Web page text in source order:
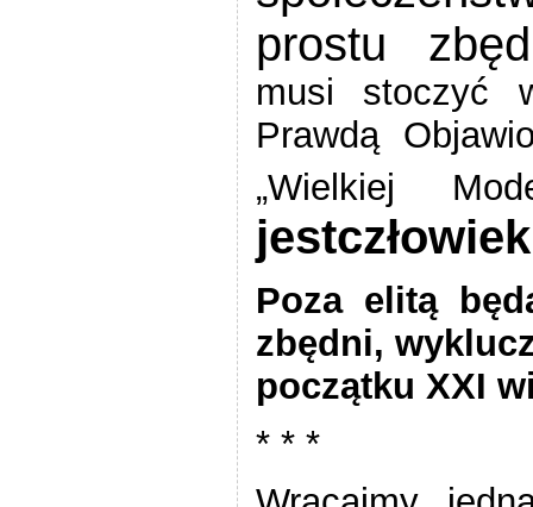
prostu
musi
Prawdą
„Wielkiej
jest
Poza elitą
zbędni,
początku XXI
* * *